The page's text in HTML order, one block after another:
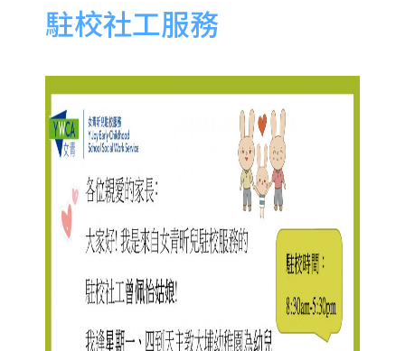
駐校社工服務